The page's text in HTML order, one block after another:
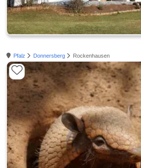
Pfalz Donnersberg Rockenhausen